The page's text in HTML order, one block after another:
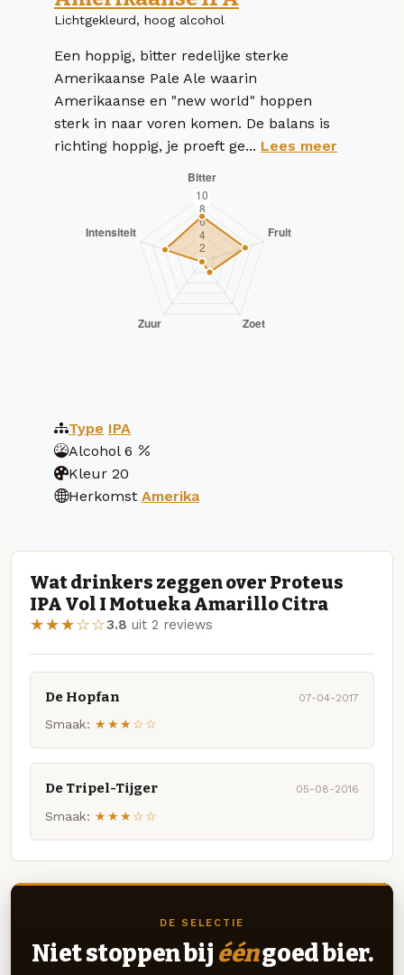
Lichtgekleurd, hoog alcohol
Een hoppig, bitter redelijke sterke
Amerikaanse Pale Ale waarin
Amerikaanse en "new world" hoppen
sterk in naar voren komen. De balans is
richting hoppig, je proeft ge... Lees meer
Type IPA
Alcohol 6
Kleur 20
Herkomst Amerika
Wat drinkers zeggen over Proteus
IPA Vol I Motueka Amarillo Citra
★★★☆☆3.8 uit 2 reviews
De Hopfan 07-04-2017
Smaak: ★★★☆☆
De Tripel-Tijger 05-08-2016
Smaak: ★★★☆☆
DE SELECTIE
Niet stoppen bij ééngoed bier.